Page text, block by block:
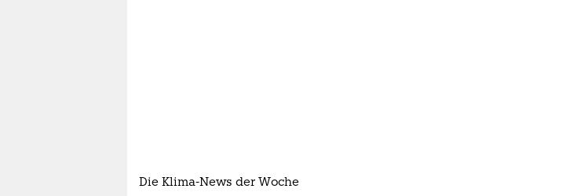
epaper login
Die Klima-News der Woche